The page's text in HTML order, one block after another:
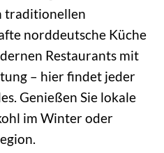
traditionellen
norddeutsche Küche
Restaurants mit
– hier findet jeder
Genießen Sie lokale
im Winter oder